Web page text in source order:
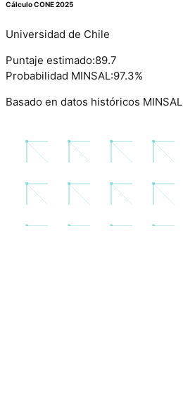
Cálculo CONE 2025
Universidad de Chile
Puntaje estimado:89.7
Probabilidad MINSAL:97.3%
Basado en datos históricos MINSAL